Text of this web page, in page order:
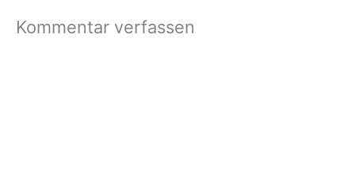
Kommentar verfassen